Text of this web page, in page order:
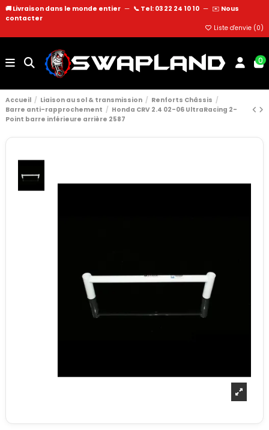
🚚 Livraison dans le monde entier — 📞 Tel: 03 22 24 10 10 — ✉️ Nous
contacter
Liste d'envie (0)
0
Accueil Liaison au sol & transmission
Renforts Châssis
Barre anti-rapprochement
Honda CRV 2.4 02-06 UltraRacing 2-
Point barre inférieure arrière 2587